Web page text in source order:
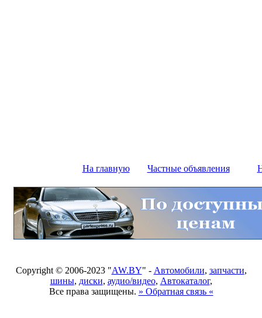
На главную Частные объявления
Copyright © 2006-2023 "AW.BY" - Автомобили, запчасти,
шины, диски, аудио/видео, Автокаталог,
Все права защищены. » Обратная связь «